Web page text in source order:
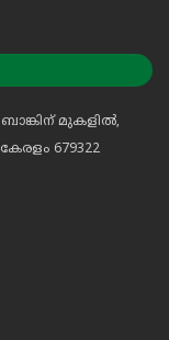
മുകളിൽ,
679322